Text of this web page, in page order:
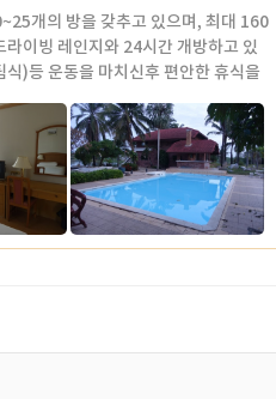
개의 방을 갖추고 있으며, 최대 160
이빙 레인지와 24시간 개방하고 있
)등 운동을 마치신후 편안한 휴식을
되어 있으며 라운동이 중심으로 되어
어 있으며 나머지 동은 클럽하우스 가
영장이 있으며 아주 크지는 않지만 제